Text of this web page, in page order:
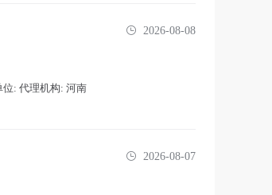
位: 代理机构: 河南
2026-08-08
2026-08-07